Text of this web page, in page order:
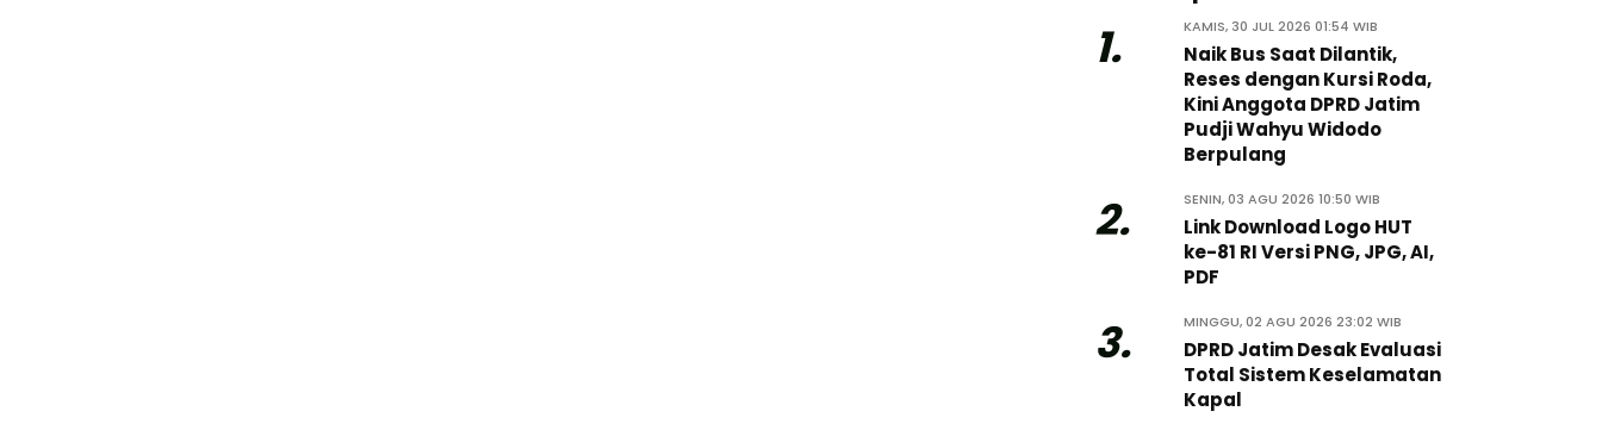
1. KAMIS, 30 JUL 2026 01:54 WIB
Naik Bus Saat Dilantik,
Reses dengan Kursi Roda,
Kini Anggota DPRD Jatim
Pudji Wahyu Widodo
Berpulang
2. SENIN, 03 AGU 2026 10:50 WIB
Link Download Logo HUT
ke-81 RI Versi PNG, JPG, AI,
PDF
3. MINGGU, 02 AGU 2026 23:02 WIB
DPRD Jatim Desak Evaluasi
Total Sistem Keselamatan
Kapal